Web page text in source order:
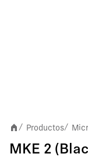
/ Productos/
MKE 2